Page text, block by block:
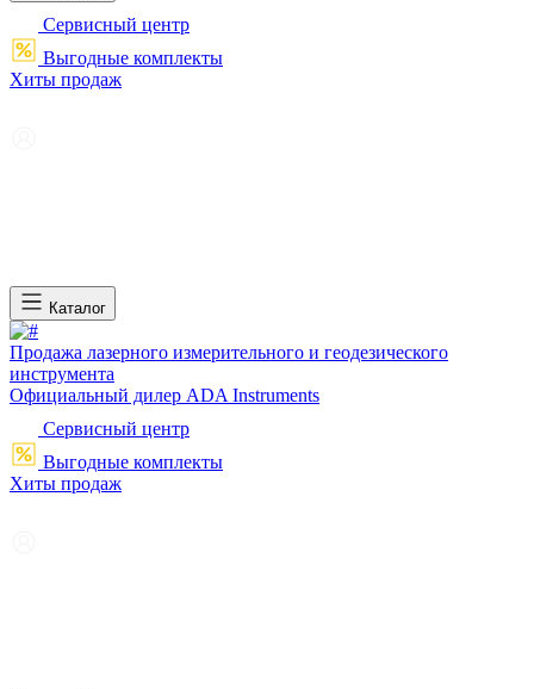
Сервисный центр
Выгодные комплекты
Хиты продаж
Каталог
Продажа лазерного измерительного и геодезического
инструмента
Официальный дилер ADA Instruments
Сервисный центр
Выгодные комплекты
Хиты продаж